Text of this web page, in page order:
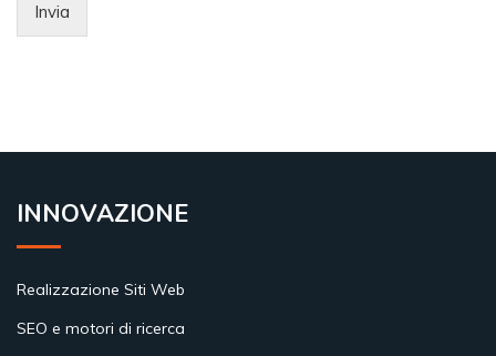
Invia
INNOVAZIONE
Realizzazione Siti Web
SEO e motori di ricerca